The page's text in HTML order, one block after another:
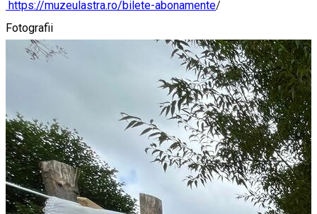
https://muzeulastra.ro/bilete-abonamente/
Fotografii